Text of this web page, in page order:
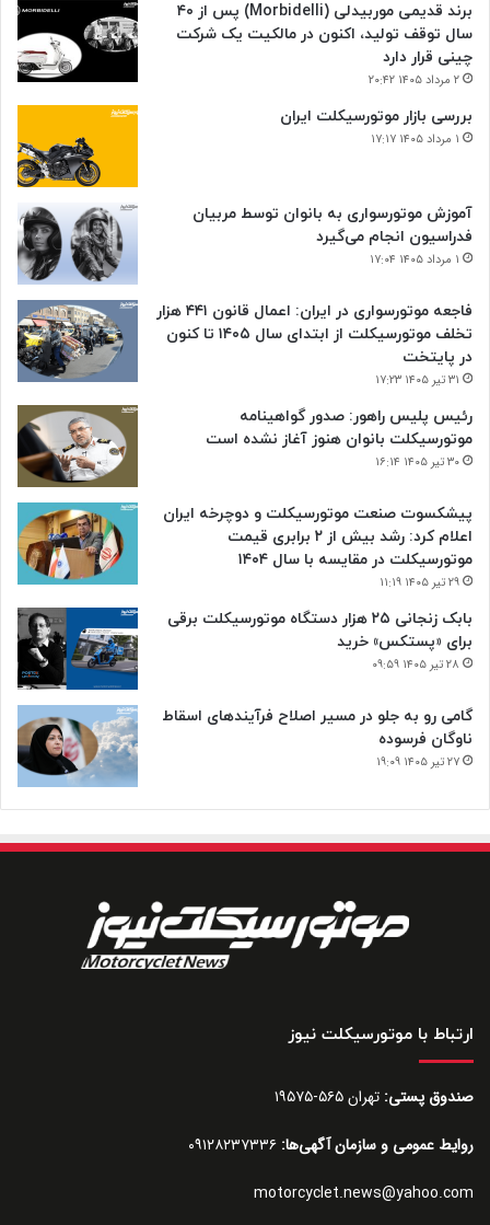
برند قدیمی موربیدلی (Morbidelli) پس از ۴۰
سال توقف تولید، اکنون در مالکیت یک شرکت
چینی قرار دارد
۲ مرداد ۱۴۰۵ ۲۰:۴۲
بررسی بازار موتورسیکلت ایران
۱ مرداد ۱۴۰۵ ۱۷:۱۷
آموزش موتورسواری به بانوان توسط مربیان
فدراسیون انجام می‌گیرد
۱ مرداد ۱۴۰۵ ۱۷:۰۴
فاجعه موتورسواری در ایران: اعمال قانون ۴۴۱ هزار
تخلف موتورسیکلت از ابتدای سال ۱۴۰۵ تا کنون
در پایتخت
۳۱ تیر ۱۴۰۵ ۱۷:۲۳
رئیس پلیس راهور: صدور گواهینامه
موتورسیکلت بانوان هنوز آغاز نشده است
۳۰ تیر ۱۴۰۵ ۱۶:۱۴
پیشکسوت صنعت موتورسیکلت و دوچرخه ایران
اعلام کرد: رشد بیش از ۲ برابری قیمت
موتورسیکلت در مقایسه با سال ۱۴۰۴
۲۹ تیر ۱۴۰۵ ۱۱:۱۹
بابک زنجانی ۲۵ هزار دستگاه موتورسیکلت برقی
برای «پستکس» خرید
۲۸ تیر ۱۴۰۵ ۰۹:۵۹
گامی رو به جلو در مسیر اصلاح فرآیندهای اسقاط
ناوگان فرسوده
۲۷ تیر ۱۴۰۵ ۱۹:۰۹
ارتباط با موتورسیکلت نیوز
صندوق پستی: تهران ۵۶۵-۱۹۵۷۵
روایط عمومی و سازمان آگهی‌ها:
motorcyclet.news@yahoo.com